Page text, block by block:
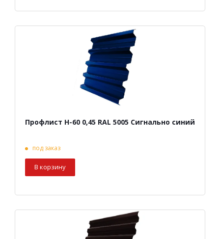
Профлист Н-60 0,45 RAL 5005 Сигнально синий
под заказ
В корзину